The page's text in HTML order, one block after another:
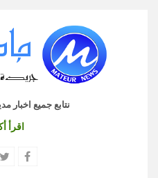
نتابع جميع اخبار
اقرأ